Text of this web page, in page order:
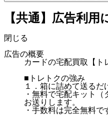
【共通】広告利
閉じる
広告の概要
カードの宅配買取【ト
■トレトクの強み
１．箱に詰めて送る
・無料で宅配キット
お送りします。
・手数料は完全無料で